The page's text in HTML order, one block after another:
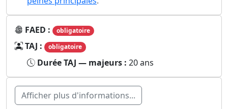
FAED : obligatoire
TAJ : obligatoire
Durée TAJ — majeurs : 20 ans
Afficher plus d'informations...